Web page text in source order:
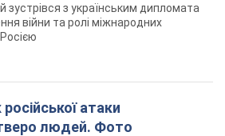
з українським дипломата
війни та ролі міжнародних
атаки
людей. Фото